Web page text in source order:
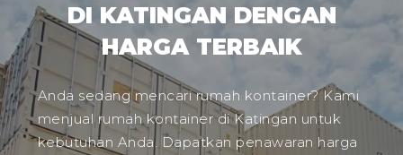
DI KATINGAN DENGAN
HARGA TERBAIK
Anda sedang mencari rumah kontainer? Kami
menjual rumah kontainer di Katingan untuk
kebutuhan Anda. Dapatkan penawaran harga